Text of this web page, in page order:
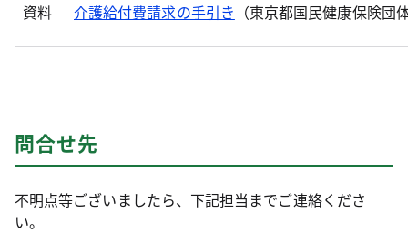
資料 介護給付費請求の手引き （東京都国民健康保険団
問合せ先
不明点等ございましたら、下記担当までご連絡くださ
い。